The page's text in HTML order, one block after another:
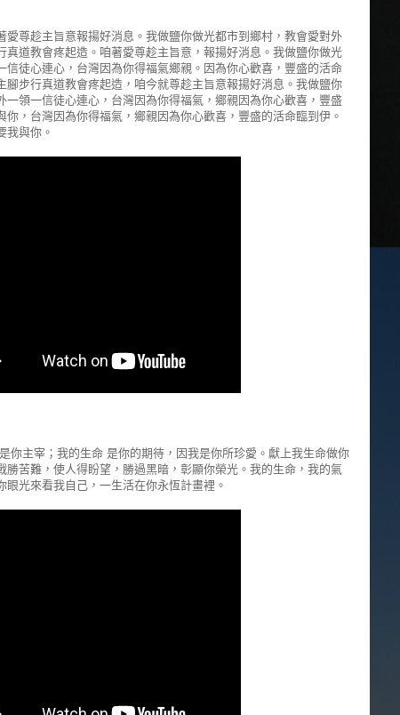
愛尊趁主旨意報揚好消息。我做鹽你做光都市到鄉村，教會愛對外
真道教會疼起造。咱著愛尊趁主旨意，報揚好消息。我做鹽你做光
信徒心連心，台灣因為你得福氣鄉親。因為你心歡喜，豐盛的活命
腳步行真道教會疼起造，咱今就尊趁主旨意報揚好消息。我做鹽你
一領一信徒心連心，台灣因為你得福氣，鄉親因為你心歡喜，豐盛
你，台灣因為你得福氣，鄉親因為你心歡喜，豐盛的活命臨到伊。
我與你。
你主宰；我的生命 是你的期待，因我是你所珍愛。獻上我生命做你
勝苦難，使人得盼望，勝過黑暗，彰顯你榮光。我的生命，我的氣
眼光來看我自己，一生活在你永恆計畫裡。